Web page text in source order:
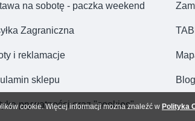
na sobotę - paczka weekend
Zagraniczna
i reklamacje
sklepu
prywatności oraz "cookies"
Blog
cookie. Więcej informacji można znaleźć w Polityka